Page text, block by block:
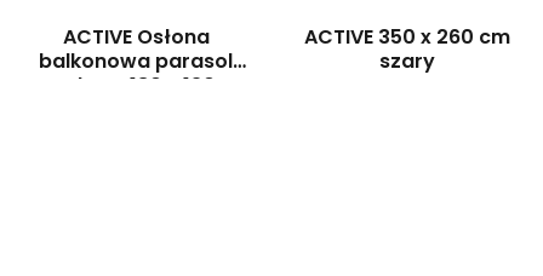
ACTIVE Osłona
balkonowa parasol
ogrodowy 180 x 130 cm
ACTIVE 350 x 260 cm
szary